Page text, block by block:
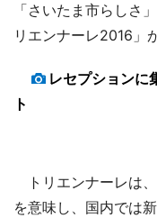
「さいたま市らしさ
リエンナーレ2016」
レセプションに
ト
トリエンナーレは
を意味し、国内では